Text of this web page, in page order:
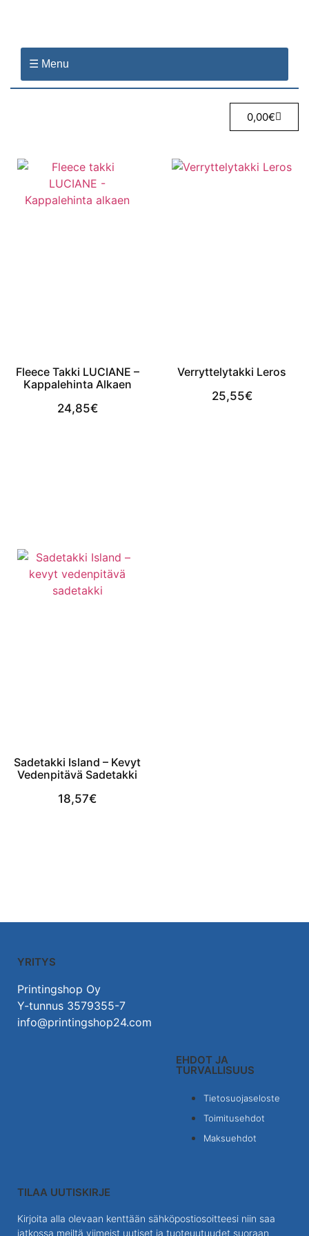
☰ Menu
0,00€
Fleece Takki LUCIANE –
Kappalehinta Alkaen
24,85€
Verryttelytakki Leros
25,55€
Sadetakki Island – Kevyt
Vedenpitävä Sadetakki
18,57€
YRITYS
Printingshop Oy
Y-tunnus 3579355-7
info@printingshop24.com
EHDOT JA
TURVALLISUUS
Tietosuojaseloste
Toimitusehdot
Maksuehdot
TILAA UUTISKIRJE
Kirjoita alla olevaan kenttään sähköpostiosoitteesi niin saa
jatkossa meiltä viimeist uutiset ja tuoteuutuudet suoraan